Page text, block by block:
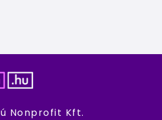
Nonprofit Kft.